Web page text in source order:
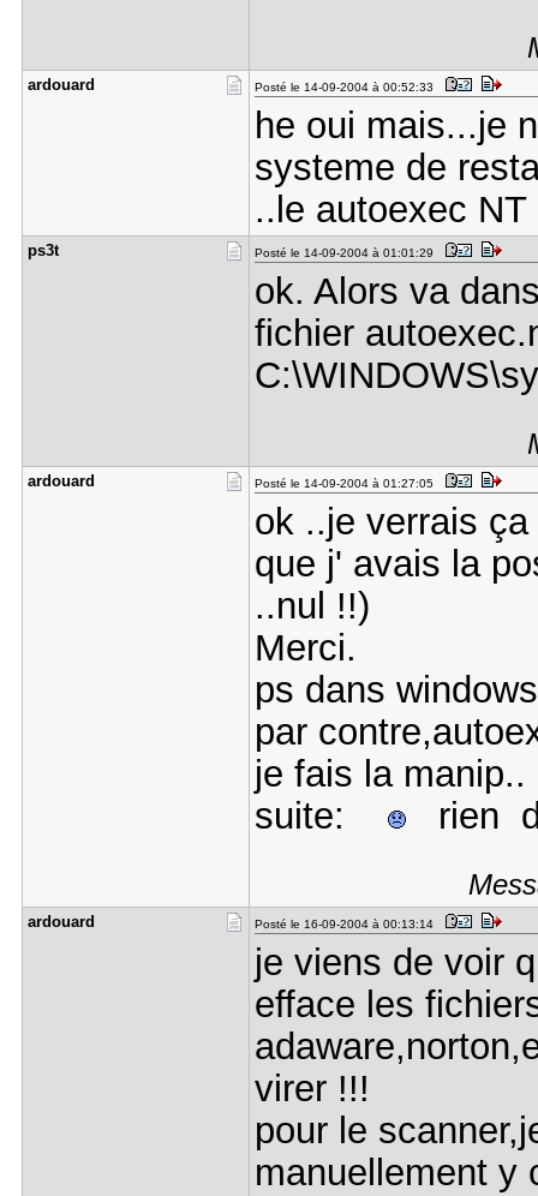
ardouard Posté le 14-09-2004 à 00:52:33
he oui mais...je
systeme de
..le autoexec
ps3t Posté le 14-09-2004 à 01:01:29
ok. Alors va
fichier
ardouard Posté le 14-09-2004 à 01:27:05
ok ..je verrais
que j' avais la
..nul !!)
Merci.
ps dans
par
je fais la manip..
suite:
rien
ardouard Posté le 16-09-2004 à 00:13:14
je viens de voir
efface les
virer !!!
pour le
manuellement